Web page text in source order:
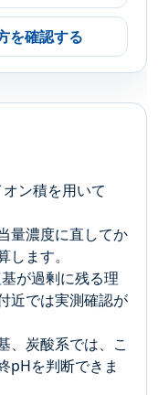
を確認する
ン積を用いて
量濃度に直してか
ます。
が過剰に残る理
近では実測確認が
、炭酸系では、こ
pHを判断できま